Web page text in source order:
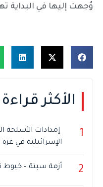
وُجهت إليها في البداية
الأكثر قراءة
1
إمدادات الأسلحة
الإسرائيلية في غزة
2 أزمة سبتة – خيوط